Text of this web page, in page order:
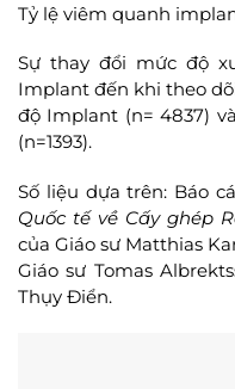
Tỷ lệ viêm quanh
Sự thay đổi mức độ
Implant đến khi theo
độ Implant (n= 4837)
(n=1393).
Số liệu dựa trên: Báo
Quốc tế về Cấy ghép
của Giáo sư Matthias
Giáo sư Tomas
Thụy Điển.